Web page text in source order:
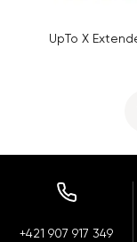
+421 907 917 349